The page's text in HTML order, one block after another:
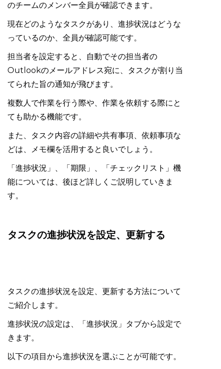
のチームのメンバー全員が確認できます。
現在どのようなタスクがあり、進捗状況はどうな
っているのか、全員が確認可能です。
担当者を設定すると、自動でその担当者の
Outlookのメールアドレス宛に、タスクが割り当
てられた旨の通知が飛びます。
複数人で作業を行う際や、作業を依頼する際にと
ても助かる機能です。
また、タスク内容の詳細や共有事項、依頼事項な
どは、メモ欄を活用すると良いでしょう。
「進捗状況」、「期限」、「チェックリスト」機
能については、後ほど詳しくご説明していきま
す。
タスクの進捗状況を設定、更新する
タスクの進捗状況を設定、更新する方法について
ご紹介します。
進捗状況の設定は、「進捗状況」タブから設定で
きます。
以下の項目から進捗状況を選ぶことが可能です。